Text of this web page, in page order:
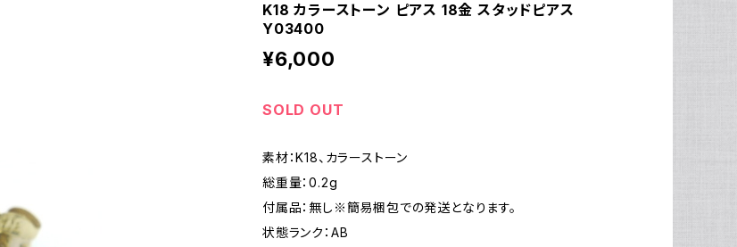
K18 カラーストーン ピアス 18金 スタッドピアス
Y03400
¥6,000
SOLD OUT
素材：K18、カラーストーン
総重量：0.2g
付属品：無し※簡易梱包での発送となります。
状態ランク：AB